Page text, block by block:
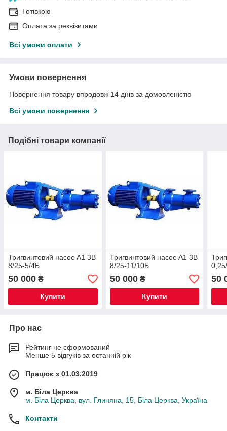
Готівкою
Оплата за реквізитами
Всі умови оплати
Умови повернення
Повернення товару впродовж 14 днів за домовленістю
Всі умови повернення
Подібні товари компанії
Тригвинтовий насос А1 3В
8/25-5/4Б
50 000 ₴
Купити
Тригвинтовий насос А1 3В
8/25-11/10Б
50 000₴
Купити
50
Про нас
Рейтинг не сформований
Менше 5 відгуків за останній рік
Працює з 01.03.2019
м. Біла Церква
м. Біла Церква, вул. Глиняна, 15, Біла Церква, Україна
Контакти